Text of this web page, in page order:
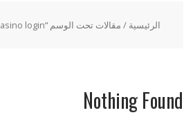
الرئيسية / مقالات تحت الوسم “limitless casino login”
Nothing Found